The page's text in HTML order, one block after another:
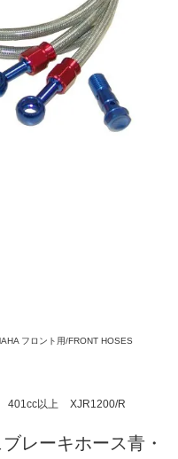
フロント用/FRONT HOSES
401cc以上 XJR1200/R
レーキホース青・